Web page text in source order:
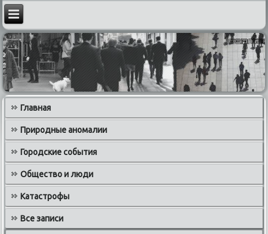
Главная
Природные аномалии
Городские события
Общество и люди
Катастрофы
Все записи